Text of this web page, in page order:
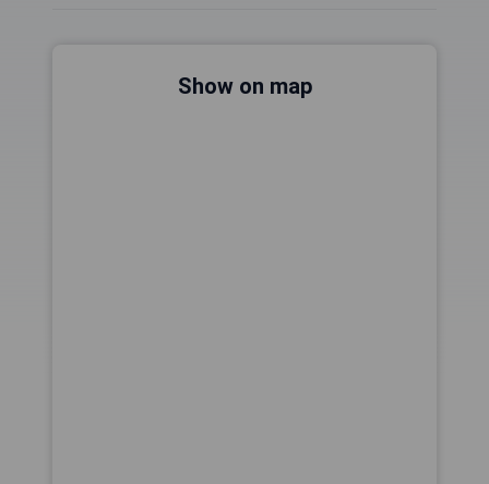
Show on map